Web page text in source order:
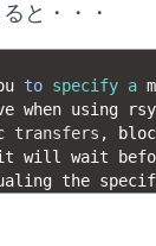
と・・・
to specify a
when using
transfers ,
will wait
the